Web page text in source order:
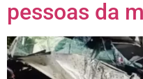
pessoas da